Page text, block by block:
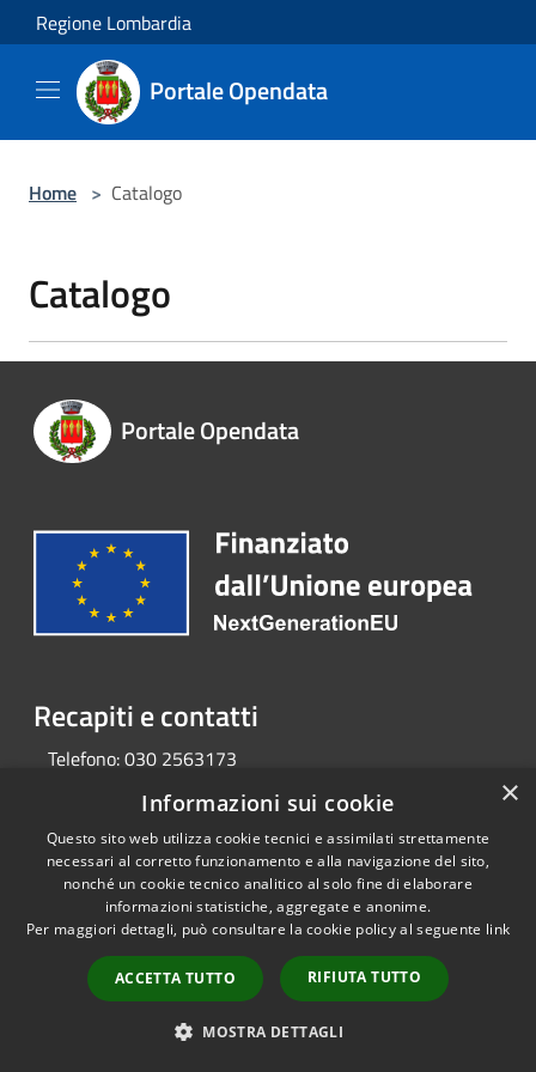
Salta al contenuto principale
Regione Lombardia
Portale Opendata
Home > Catalogo
Catalogo
Portale Opendata
Recapiti e contatti
Telefono:030 2563173
RSS
Accessibilità
Cookie
Mappa del sito
Copyright © 2026 • Portale
Opendata • Powered by
Municipium•Accesso
redazione
×
Informazioni sui cookie
Questo sito web utilizza cookie tecnici e assimilati strettamente
necessari al corretto funzionamento e alla navigazione del sito,
nonché un cookie tecnico analitico al solo fine di elaborare
informazioni statistiche, aggregate e anonime.
Per maggiori dettagli, può consultare la cookie policy al seguente link
ACCETTA TUTTO RIFIUTA TUTTO
MOSTRA DETTAGLI